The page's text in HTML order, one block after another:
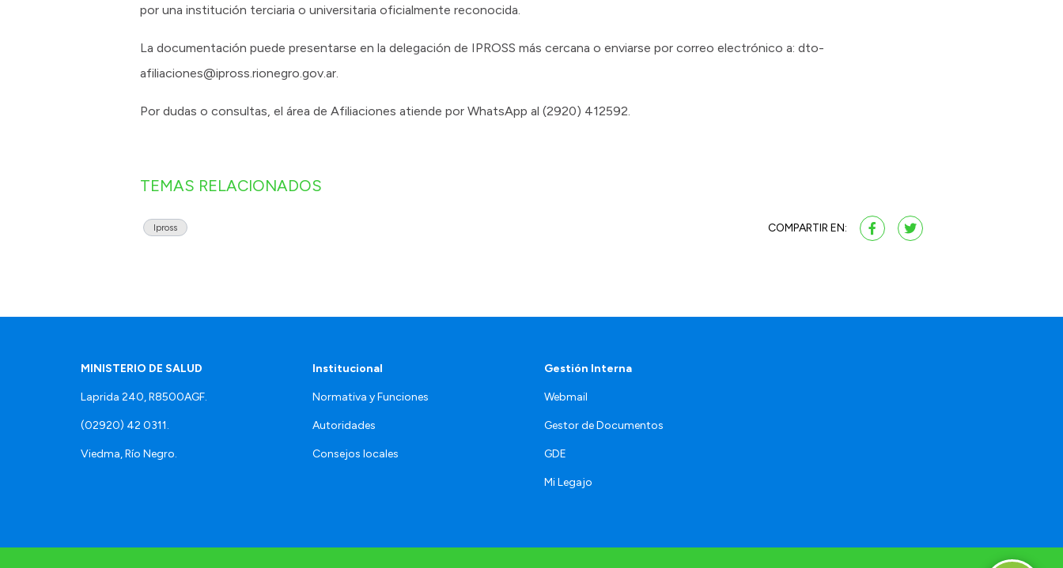
por una institución terciaria o universitaria oficialmente reconocida.
La documentación puede presentarse en la delegación de IPROSS más cercana o enviarse por correo electrónico a: dto-
afiliaciones@ipross.rionegro.gov.ar.
Por dudas o consultas, el área de Afiliaciones atiende por WhatsApp al (2920) 412592.
TEMAS RELACIONADOS
Ipross COMPARTIR EN:
MINISTERIO DE SALUD
Laprida 240, R8500AGF.
(02920) 42 0311.
Viedma, Río Negro.
Institucional
Normativa y Funciones
Autoridades
Consejos locales
Gestión Interna
Webmail
Gestor de Documentos
GDE
Mi Legajo